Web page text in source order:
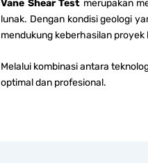
Vane Shear Test merupakan
lunak. Dengan kondisi geologi
mendukung keberhasilan proyek
Melalui kombinasi antara
optimal dan profesional.